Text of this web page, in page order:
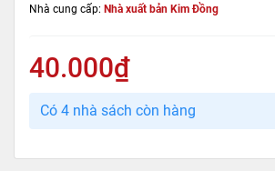
Nhà cung cấp: Nhà xuất bản Kim Đồng
40.000₫
Có 4 nhà sách còn hàng